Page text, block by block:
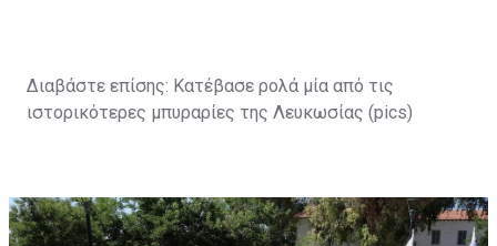
Διαβάστε επίσης: Κατέβασε ρολά μία από τις
ιστορικότερες μπυραρίες της Λευκωσίας (pics)